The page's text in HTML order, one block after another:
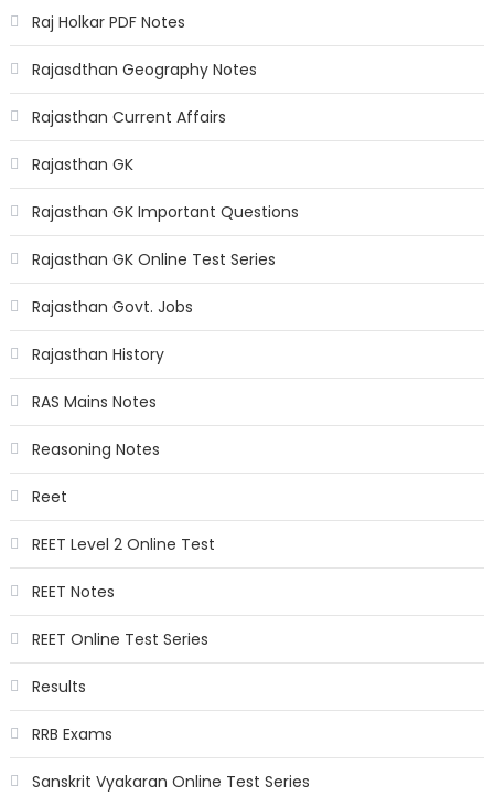
Raj Holkar PDF Notes
Rajasdthan Geography Notes
Rajasthan Current Affairs
Rajasthan GK
Rajasthan GK Important Questions
Rajasthan GK Online Test Series
Rajasthan Govt. Jobs
Rajasthan History
RAS Mains Notes
Reasoning Notes
Reet
REET Level 2 Online Test
REET Notes
REET Online Test Series
Results
RRB Exams
Sanskrit Vyakaran Online Test Series